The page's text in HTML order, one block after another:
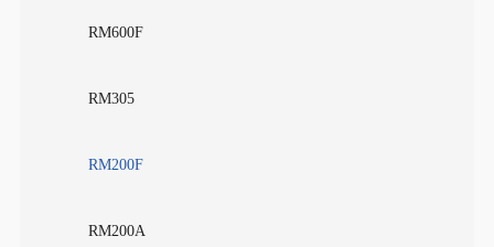
RM600F
RM305
RM200F
RM200A